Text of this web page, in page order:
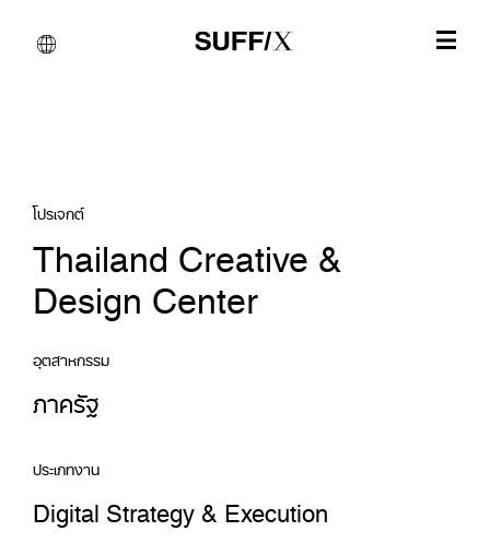
โปรเจกต์
Thailand Creative &
Design Center
อุตสาหกรรม
ภาครัฐ
ประเภทงาน
Digital Strategy & Execution